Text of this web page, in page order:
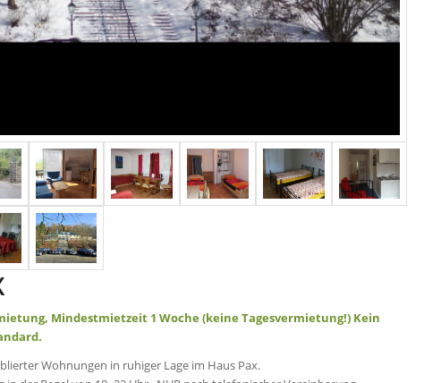
Mindestmietzeit 1 Woche (keine Tagesvermietung!) Kein
Wohnungen in ruhiger Lage im Haus Pax.